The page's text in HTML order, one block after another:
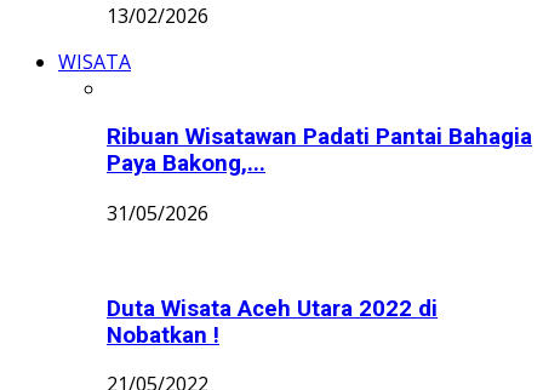
13/02/2026
WISATA
Ribuan Wisatawan Padati Pantai Bahagia
Paya Bakong,...
31/05/2026
Duta Wisata Aceh Utara 2022 di
Nobatkan !
21/05/2022